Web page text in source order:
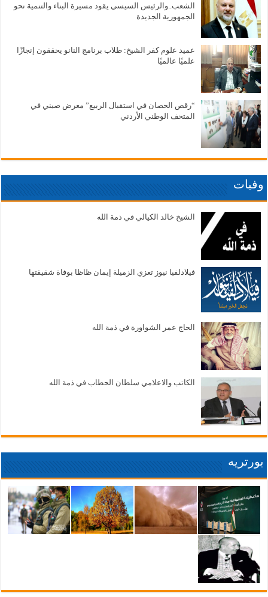
الشعب..والرئيس السيسي يقود مسيرة البناء والتنمية نحو
الجمهورية الجديدة
عميد علوم كفر الشيخ: طلاب برنامج النانو يحققون إنجازًا
علميًا عالميًا
“رقص الحصان في استقبال الربيع” معرض صيني في
المتحف الوطني الأردني
وفيات
الشيخ خالد الكيالي في ذمة الله
فيلادلفيا نيوز تعزي الزميلة إيمان ظاظا بوفاة شقيقتها
الحاج عمر الشواورة في ذمة الله
الكاتب والاعلامي سلطان الحطاب في ذمة الله
بورتريه